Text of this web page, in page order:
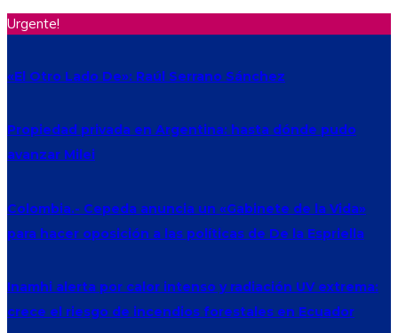
Urgente!
«El Otro Lado De»: Raúl Serrano Sánchez
Propiedad privada en Argentina: hasta dónde pudo
avanzar Milei
Colombia.- Cepeda anuncia un «Gabinete de la Vida»
para hacer oposición a las políticas de De la Espriella
Inamhi alerta por calor intenso y radiación UV extrema:
crece el riesgo de incendios forestales en Ecuador